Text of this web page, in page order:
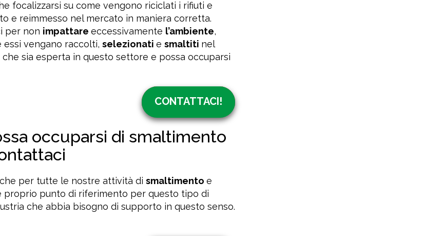
focalizzarsi su come vengono riciclati i rifiuti e
e reimmesso nel mercato in maniera corretta.
per non impattare eccessivamente l’ambiente,
vengano raccolti, selezionati e smaltiti nel
sia esperta in questo settore e possa occuparsi
CONTATTACI!
occuparsi di smaltimento
per tutte le nostre attività di smaltimento e
proprio punto di riferimento per questo tipo di
che abbia bisogno di supporto in questo senso.